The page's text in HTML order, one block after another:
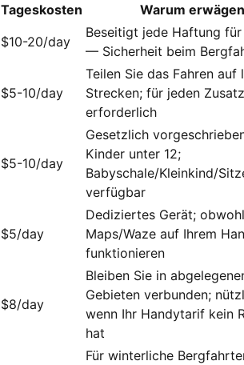
Tageskosten
Warum erwägen
$10-20/day
Beseitigt jede Haftung für
— Sicherheit beim
$5-10/day
Teilen Sie das Fahren auf
Strecken; für jeden
erforderlich
$5-10/day
Gesetzlich
Kinder unter 12;
Babyschale/Kleinkind/
verfügbar
$5/day
Dediziertes Gerät;
Maps/Waze auf Ihrem
funktionieren
$8/day
Bleiben Sie in
Gebieten verbunden;
wenn Ihr Handytarif kein
hat
Für winterliche